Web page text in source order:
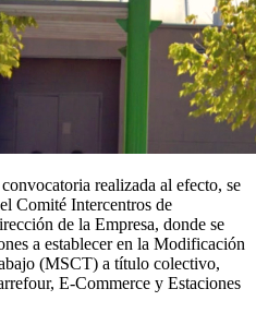
realizada al efecto, se
Comité Intercentros de
de la Empresa, donde se
a establecer en la Modificación
(MSCT) a título colectivo,
E-Commerce y Estaciones